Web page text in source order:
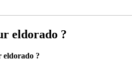
eldorado ?
eldorado ?